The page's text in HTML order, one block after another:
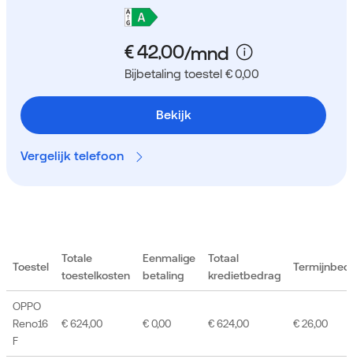
Bijbetaling toestel € 0,00
Bekijk
Vergelijk telefoon
Toestel
Totale
toestelkosten
Eenmalige
betaling
Totaal
kredietbedrag
OPPO
Reno16
F
€ 624,00 € 0,00 € 624,00 € 26,00